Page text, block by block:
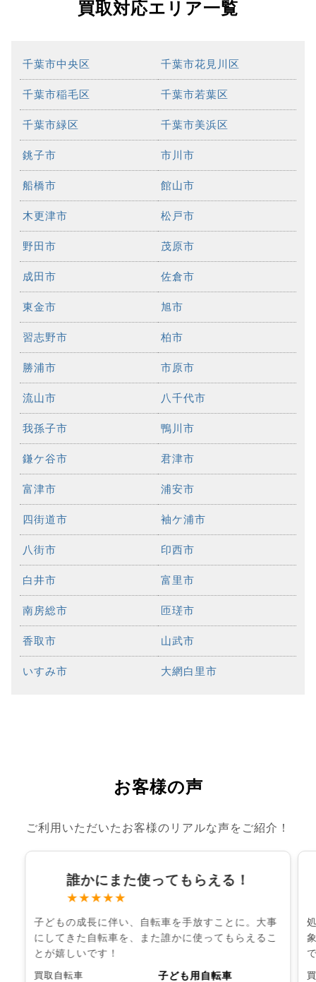
買取対応エリア一覧
千葉市中央区 千葉市花見川区
千葉市稲毛区 千葉市若葉区
千葉市緑区 千葉市美浜区
銚子市 市川市
船橋市 館山市
木更津市 松戸市
野田市 茂原市
成田市 佐倉市
東金市 旭市
習志野市 柏市
勝浦市 市原市
流山市 八千代市
我孫子市 鴨川市
鎌ケ谷市 君津市
富津市 浦安市
四街道市 袖ケ浦市
八街市 印西市
白井市 富里市
南房総市 匝瑳市
香取市 山武市
いすみ市 大網白里市
お客様の声
ご利用いただいたお客様のリアルな声をご紹介！
誰かにまた使ってもらえる！
★★★★★
子どもの成長に伴い、自転車を手放すことに。大事
にしてきた自転車を、また誰かに使ってもらえるこ
とが嬉しいです！
買取自転車 子ども用自転車